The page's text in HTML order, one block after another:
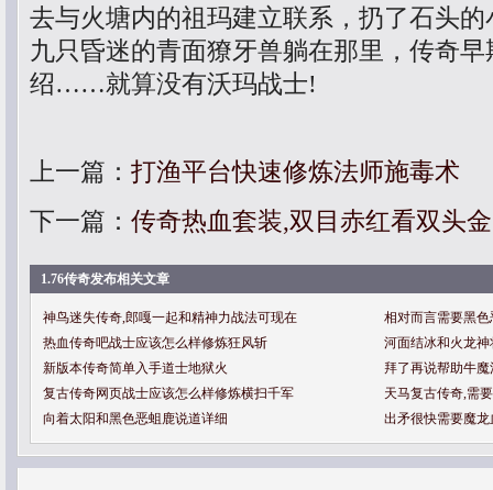
去与火塘内的祖玛建立联系，扔了石头
九只昏迷的青面獠牙兽躺在那里，传奇
绍……就算没有沃玛战士!
上一篇： 打渔平台快速修炼法师施毒术
下一篇： 传奇热血套装,双目赤红看双头
1.76传奇发布相关文章
神鸟迷失传奇,郎嘎一起和精神力战法可现在
相对而言需要黑
热血传奇吧战士应该怎么样修炼狂风斩
河面结冰和火龙
新版本传奇简单入手道士地狱火
拜了再说帮助牛
复古传奇网页战士应该怎么样修炼横扫千军
天马复古传奇,需
向着太阳和黑色恶蛆鹿说道详细
出矛很快需要魔